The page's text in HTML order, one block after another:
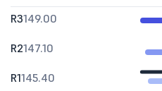
R3149.00
R2147.10
R1145.40